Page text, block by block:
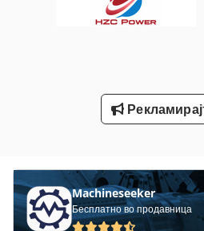
Брајан Беккум Месо Бас 315
Тк Градите
Machineseeker
Бесплатно во продавница